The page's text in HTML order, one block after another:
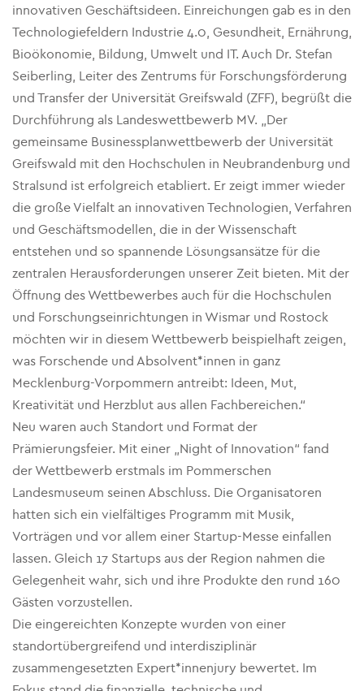
innovativen Geschäftsideen. Einreichungen gab es in den
Technologiefeldern Industrie 4.0, Gesundheit, Ernährung,
Bioökonomie, Bildung, Umwelt und IT. Auch Dr. Stefan
Seiberling, Leiter des Zentrums für Forschungsförderung
und Transfer der Universität Greifswald (ZFF), begrüßt die
Durchführung als Landeswettbewerb MV. „Der
gemeinsame Businessplanwettbewerb der Universität
Greifswald mit den Hochschulen in Neubrandenburg und
Stralsund ist erfolgreich etabliert. Er zeigt immer wieder
die große Vielfalt an innovativen Technologien, Verfahren
und Geschäftsmodellen, die in der Wissenschaft
entstehen und so spannende Lösungsansätze für die
zentralen Herausforderungen unserer Zeit bieten. Mit der
Öffnung des Wettbewerbes auch für die Hochschulen
und Forschungseinrichtungen in Wismar und Rostock
möchten wir in diesem Wettbewerb beispielhaft zeigen,
was Forschende und Absolvent*innen in ganz
Mecklenburg-Vorpommern antreibt: Ideen, Mut,
Kreativität und Herzblut aus allen Fachbereichen.“
Neu waren auch Standort und Format der
Prämierungsfeier. Mit einer „Night of Innovation“ fand
der Wettbewerb erstmals im Pommerschen
Landesmuseum seinen Abschluss. Die Organisatoren
hatten sich ein vielfältiges Programm mit Musik,
Vorträgen und vor allem einer Startup-Messe einfallen
lassen. Gleich 17 Startups aus der Region nahmen die
Gelegenheit wahr, sich und ihre Produkte den rund 160
Gästen vorzustellen.
Die eingereichten Konzepte wurden von einer
standortübergreifend und interdisziplinär
zusammengesetzten Expert*innenjury bewertet. Im